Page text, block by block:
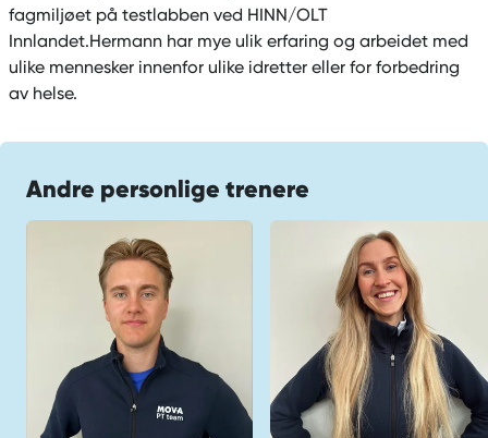
fagmiljøet på testlabben ved HINN/OLT
Innlandet.Hermann har mye ulik erfaring og arbeidet med
ulike mennesker innenfor ulike idretter eller for forbedring
av helse.
Andre personlige trenere